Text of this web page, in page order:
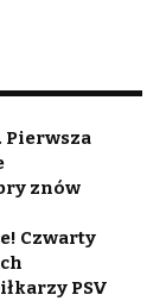
Pierwsza
znów
Czwarty
PSV